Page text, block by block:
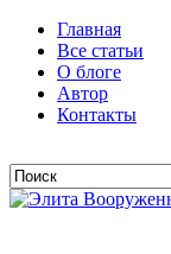
Главная
Все статьи
О блоге
Автор
Контакты